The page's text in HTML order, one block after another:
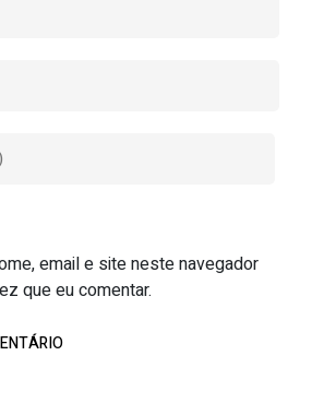
email e site neste navegador
que eu comentar.